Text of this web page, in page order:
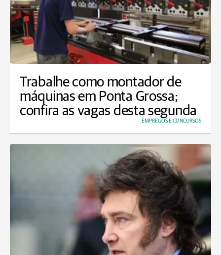
Trabalhe como montador de
máquinas em Ponta Grossa;
confira as vagas desta segunda
EMPREGOS E CONCURSOS